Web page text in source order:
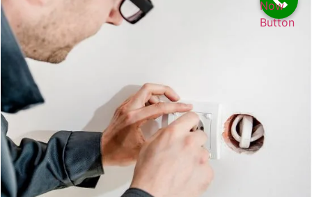
Now
Button